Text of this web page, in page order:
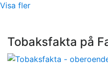
Visa fler
Tobaksfakta på